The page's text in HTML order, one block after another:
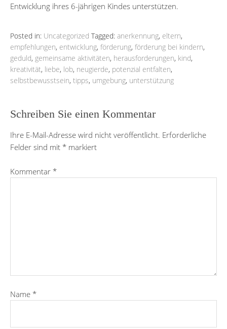
Entwicklung ihres 6-jährigen Kindes unterstützen.
Posted in: Uncategorized Tagged: anerkennung, eltern,
empfehlungen, entwicklung, förderung, förderung bei kindern,
geduld, gemeinsame aktivitäten, herausforderungen, kind,
kreativität, liebe, lob, neugierde, potenzial entfalten,
selbstbewusstsein, tipps, umgebung, unterstützung
Schreiben Sie einen Kommentar
Ihre E-Mail-Adresse wird nicht veröffentlicht. Erforderliche
Felder sind mit * markiert
Kommentar *
Name *